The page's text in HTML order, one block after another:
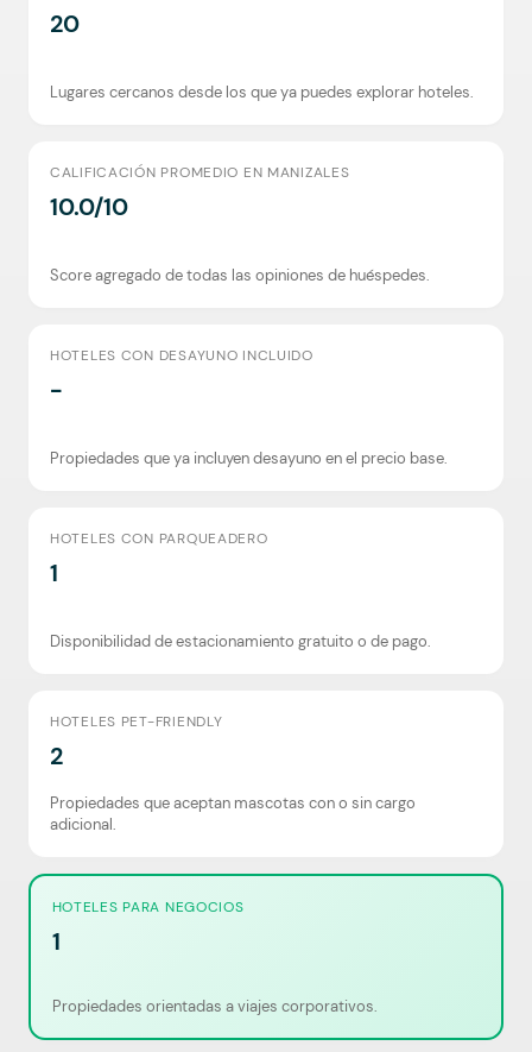
20
Lugares cercanos desde los que ya puedes explorar hoteles.
CALIFICACIÓN PROMEDIO EN MANIZALES
10.0/10
Score agregado de todas las opiniones de huéspedes.
HOTELES CON DESAYUNO INCLUIDO
-
Propiedades que ya incluyen desayuno en el precio base.
HOTELES CON PARQUEADERO
1
Disponibilidad de estacionamiento gratuito o de pago.
HOTELES PET-FRIENDLY
2
Propiedades que aceptan mascotas con o sin cargo
adicional.
HOTELES PARA NEGOCIOS
1
Propiedades orientadas a viajes corporativos.